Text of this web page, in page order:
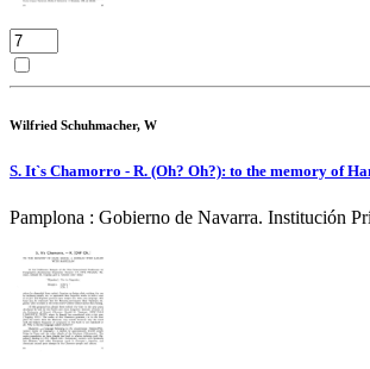
Wilfried Schuhmacher, W
S. It`s Chamorro - R. (Oh? Oh?): to the memory of
Pamplona : Gobierno de Navarra. Institución